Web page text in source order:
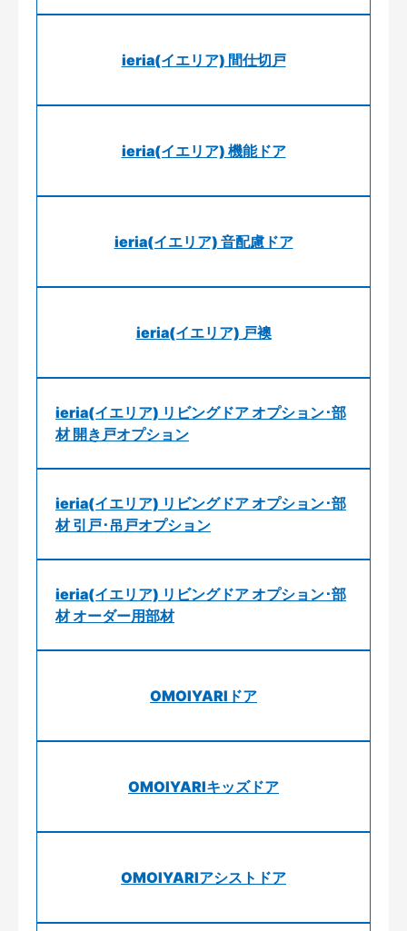
ieria(イエリア) 間仕切戸
ieria(イエリア) 機能ドア
ieria(イエリア) 音配慮ドア
ieria(イエリア) 戸襖
ieria(イエリア) リビングドア オプション･部
材 開き戸オプション
ieria(イエリア) リビングドア オプション･部
材 引戸･吊戸オプション
ieria(イエリア) リビングドア オプション･部
材 オーダー用部材
OMOIYARIドア
OMOIYARIキッズドア
OMOIYARIアシストドア